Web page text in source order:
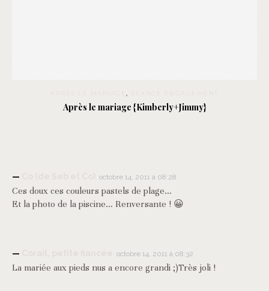
APRÈS LE MARIAGE,
Après le mariage {Kimberly+Jimmy}
octobre 14, 2011 à 08:28
Ces doux ces couleurs pastels de plage…
Et la photo de la piscine… Renversante ! 😀
octobre 14, 2011 à 08:32
La mariée aux pieds nus a encore grandi ;)Très joli !